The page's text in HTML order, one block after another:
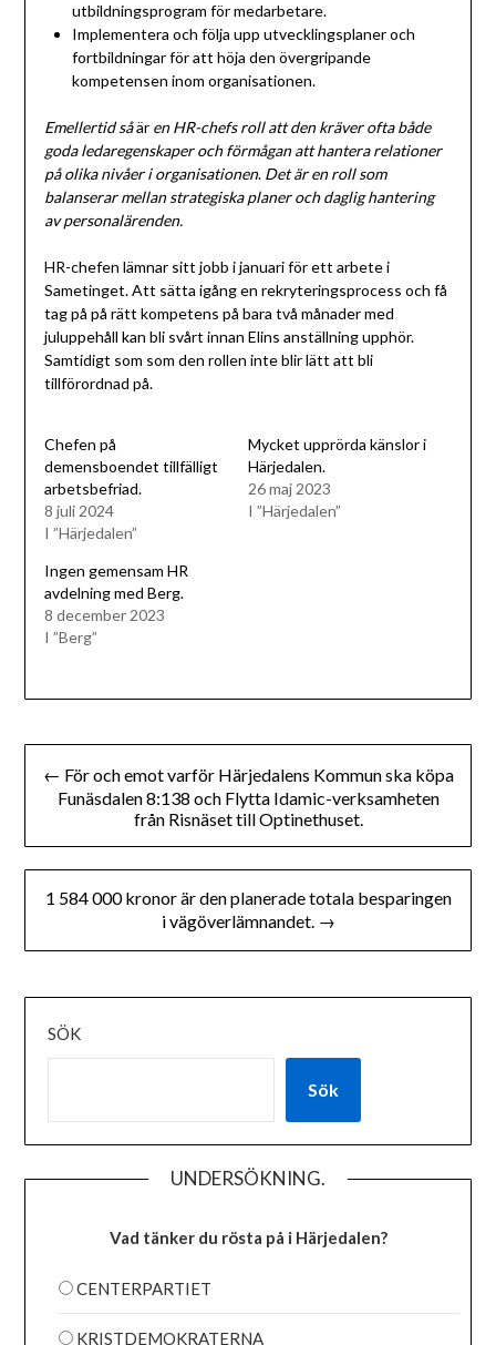
utbildningsprogram för medarbetare.
Implementera och följa upp utvecklingsplaner och
fortbildningar för att höja den övergripande
kompetensen inom organisationen.
Emellertid såären HR-chefs roll att den kräver ofta både
goda ledaregenskaper och förmågan att hantera relationer
på olika nivåer i organisationen.Det är en roll som
balanserar mellan strategiska planer och daglig hantering
av personalärenden.
HR-chefen lämnar sitt jobb i januari för ett arbete i
Sametinget. Att sätta igång en rekryteringsprocess och få
tag på på rätt kompetens på bara två månader med
juluppehåll kan bli svårt innan Elins anställning upphör.
Samtidigt som som den rollen inte blir lätt att bli
tillförordnad på.
Chefen på
demensboendet tillfälligt
arbetsbefriad.
8 juli 2024
I ”Härjedalen”
Mycket upprörda känslor i
Härjedalen.
26 maj 2023
I ”Härjedalen”
Ingen gemensam HR
avdelning med Berg.
8 december 2023
I ”Berg”
Inläggsnavigering
← För och emot varför Härjedalens Kommun ska köpa
Funäsdalen 8:138 och Flytta Idamic-verksamheten
från Risnäset till Optinethuset.
1 584 000 kronor är den planerade totala besparingen
i vägöverlämnandet. →
SÖK
Sök
UNDERSÖKNING.
Vad tänker du rösta på i Härjedalen?
CENTERPARTIET
KRISTDEMOKRATERNA